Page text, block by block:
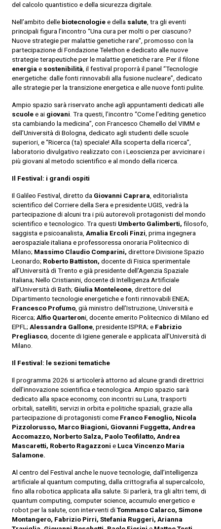
del calcolo quantistico e della sicurezza digitale.
Nell’ambito delle biotecnologiee della salute, tra gli eventi
principali figura l’incontro “Una cura per molti o per ciascuno?
Nuove strategie per malattie genetiche rare”, promosso con la
partecipazione di Fondazione Telethon e dedicato alle nuove
strategie terapeutiche per le malattie genetiche rare. Per il filone
energia e sostenibilità, il festival proporrà il panel “Tecnologie
energetiche: dalle fonti rinnovabili alla fusione nucleare”, dedicato
alle strategie per la transizione energetica e alle nuove fonti pulite.
Ampio spazio sarà riservato anche agli appuntamenti dedicati alle
scuolee ai giovani. Tra questi, l’incontro “Come l’editing genetico
sta cambiando la medicina”, con Francesco Chemello del VIMM e
dell’Università di Bologna, dedicato agli studenti delle scuole
superiori, e “Ricerca (ta) speciale! Alla scoperta della ricerca”,
laboratorio divulgativo realizzato con i Leoscienza per avvicinare i
più giovani al metodo scientifico e al mondo della ricerca.
Il Festival: i grandi ospiti
Il Galileo Festival, diretto da Giovanni Caprara, editorialista
scientifico del Corriere della Sera e presidente UGIS, vedrà la
partecipazione di alcuni tra i più autorevoli protagonisti del mondo
scientifico e tecnologico. Tra questi Umberto Galimberti, filosofo,
saggista e psicoanalista, Amalia Ercoli Finzi, prima ingegnera
aerospaziale italiana e professoressa onoraria Politecnico di
Milano; Massimo Claudio Comparini, direttore Divisione Spazio
Leonardo; Roberto Battiston, docente di Fisica sperimentale
all’Università di Trento e già presidente dell’Agenzia Spaziale
Italiana; Nello Cristianini, docente di Intelligenza Artificiale
all’Università di Bath; Giulia Monteleone, direttore del
Dipartimento tecnologie energetiche e fonti rinnovabili ENEA;
Francesco Profumo, già ministro dell’Istruzione, Università e
Ricerca; Alfio Quarteroni, docente emerito Politecnico di Milano ed
EPFL; Alessandra Gallone, presidente ISPRA; e Fabrizio
Pregliasco, docente di Igiene generale e applicata all’Università di
Milano.
Il Festival: le sezioni tematiche
Il programma 2026 si articolerà attorno ad alcune grandi direttrici
dell’innovazione scientifica e tecnologica. Ampio spazio sarà
dedicato alla space economy, con incontri su Luna, trasporti
orbitali, satelliti, servizi in orbita e politiche spaziali, grazie alla
partecipazione di protagonisti come Franco Fenoglio, Nicola
Pizzolorusso, Marco Biagioni, Giovanni Fuggetta, Andrea
Accomazzo, Norberto Salza, Paolo Teofilatto, Andrea
Mascaretti, Roberto Ragazzoni e Luca Vincenzo Maria
Salamone.
Al centro del Festival anche le nuove tecnologie, dall’intelligenza
artificiale al quantum computing, dalla crittografia al supercalcolo,
fino alla robotica applicata alla salute. Si parlerà, tra gli altri temi, di
quantum computing, computer science, accumulo energetico e
robot per la salute, con interventi diTommaso Calarco, Simone
Montangero, Fabrizio Pirri, Stefania Ruggeri, Arianna